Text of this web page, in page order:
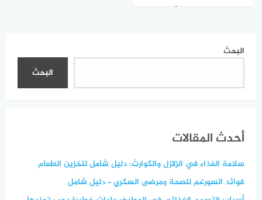
البحث
البحث
أحدث المقالات
سلامة الغذاء في الزلازل والكوارث: دليل شامل لتخزين الطعام
فوائد السورغم للصحة ومرضى السكري – دليل شامل